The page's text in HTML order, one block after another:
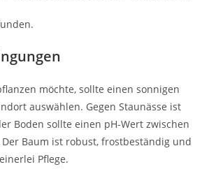
möchte, sollte einen sonnigen
auswählen. Gegen Staunässe ist
Boden sollte einen pH-Wert zwischen
Baum ist robust, frostbeständig und
Pflege.